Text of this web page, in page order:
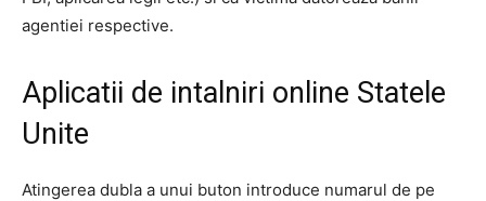
agentiei respective.
Aplicatii de intalniri online Statele
Unite
Atingerea dubla a unui buton introduce numarul de pe